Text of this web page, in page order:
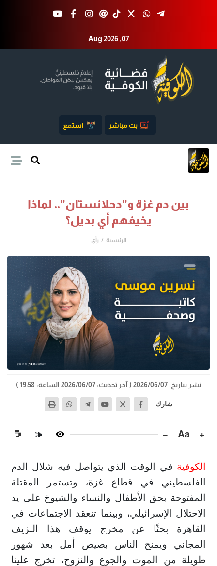
Aug 2026 ,07
بث مباشر استمع
بين دم غزة و"دحلانستان".. لماذا
يخيفهم أي بديل؟
الرئيسية رأي
نشر بتاريخ: 2026/06/07 ( آخر تحديث: 2026/06/07 الساعة: 19:58 )
شارك
+
Aa
−
🔊
الكوفية في الوقت الذي يتواصل فيه شلال الدم
الفلسطيني في قطاع غزة، وتستمر المقتلة
المفتوحة بحق الأطفال والنساء والشيوخ على يد
الاحتلال الإسرائيلي، وبينما تنعقد الاجتماعات في
القاهرة بحثًا عن مخرج يوقف هذا النزيف
المجاني ويمنح الناس بصيص أمل بعد شهور
طويلة من الموت والجوع والنزوح، تخرج علينا